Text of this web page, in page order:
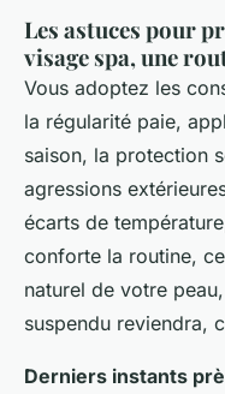
Les astuces pour
visage spa, une
Vous adoptez les
la régularité paie,
saison, la protection
agressions
écarts de
conforte la routine,
naturel de votre
suspendu reviendra,
Derniers instants